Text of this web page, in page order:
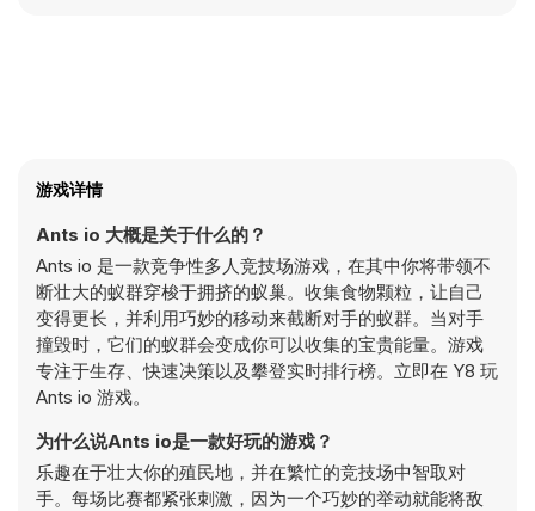
游戏详情
Ants io 大概是关于什么的？
Ants io 是一款竞争性多人竞技场游戏，在其中你将带领不
断壮大的蚁群穿梭于拥挤的蚁巢。收集食物颗粒，让自己
变得更长，并利用巧妙的移动来截断对手的蚁群。当对手
撞毁时，它们的蚁群会变成你可以收集的宝贵能量。游戏
专注于生存、快速决策以及攀登实时排行榜。立即在 Y8 玩
Ants io 游戏。
为什么说Ants io是一款好玩的游戏？
乐趣在于壮大你的殖民地，并在繁忙的竞技场中智取对
手。每场比赛都紧张刺激，因为一个巧妙的举动就能将敌